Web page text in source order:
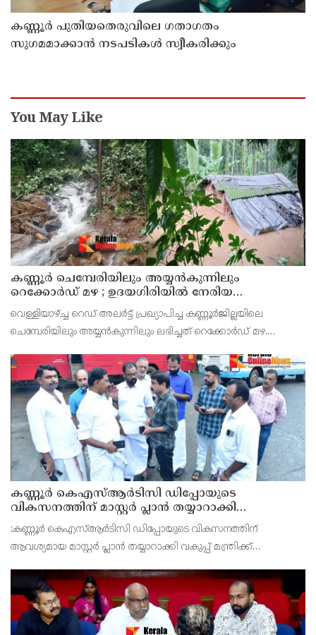
കണ്ണൂർ പുതിയതെരുവിലെ ഗതാഗതം
സുഗമമാക്കാന്‍ നടപടികള്‍ സ്വീകരിക്കും
You May Like
കണ്ണൂർ ചെമ്പേരിയിലും അയ്യൻകുന്നിലും
റെക്കോർഡ് മഴ ; ഉദയഗിരിയിൽ നേരിയ
ഉരുൾപൊട്ടൽ; 13 പേരെ ക്യാമ്പിലേക്ക് മാറ്റി
വെള്ളിയാഴ്ച്ച റെഡ് അലർട്ട് പ്രഖ്യാപിച്ച കണ്ണൂർജില്ലയിലെ
ചെമ്പേരിയിലും അയ്യൻകുന്നിലും ലഭിച്ചത് റെക്കോർഡ് മഴ.
മില്ലിമീറ്റർ മഴ ആ സമയം സംസ്ഥാനത്ത
കണ്ണൂർ കെഎസ്ആർടിസി ഡിപ്പോയുടെ
വികസനത്തിന് മാസ്റ്റർ പ്ലാൻ തയ്യാറാക്കി
സമർപ്പിക്കും : ടി ഒ മോഹനൻ എം എൽ എ
:കണ്ണൂർ കെഎസ്ആർടിസി ഡിപ്പോയുടെ വികസനത്തിന്
ആവശ്യമായ മാസ്റ്റർ പ്ലാൻ തയ്യാറാക്കി വകുപ്പ് മന്ത്രിക്ക്
ഡിപ്പോയ്ക്ക് നാല് ഏക്കറിൽ അധികം വരുന്ന സ്ഥലമുണ്ട്